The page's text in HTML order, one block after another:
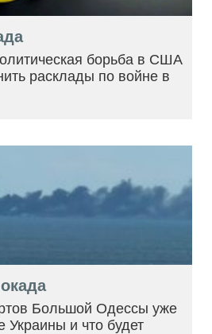
борьба в США
расклады по войне в
Большой Одессы уже
Украины и что будет